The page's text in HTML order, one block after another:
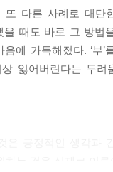
또 다른 사례로 대
을 때도 바로 그 방법
에 가득해졌다. ‘부
잃어버린다는 두려
하는 것을 실제로 이